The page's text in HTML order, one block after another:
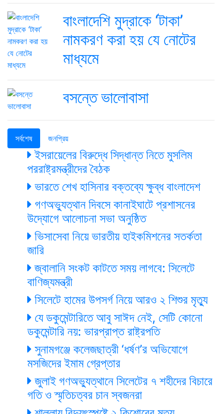
বাংলাদেশি মুদ্রাকে ‘টাকা’
নামকরণ করা হয় যে নোটের
মাধ্যমে
বসন্তে ভালোবাসা
সর্বশেষ জনপ্রিয়
ইসরায়েলের বিরুদ্ধে সিদ্ধান্ত নিতে মুসলিম
পররাষ্ট্রমন্ত্রীদের বৈঠক
ভারতে শেখ হাসিনার বক্তব্যে ক্ষুব্ধ বাংলাদেশ
গণঅভ্যুত্থান দিবসে কানাইঘাটে প্রশাসনের
উদ্যোগে আলোচনা সভা অনুষ্ঠিত
ভিসাসেবা নিয়ে ভারতীয় হাইকমিশনের সতর্কতা
জারি
জ্বালানি সংকট কাটতে সময় লাগবে: সিলেটে
বাণিজ্যমন্ত্রী
সিলেটে হামের উপসর্গ নিয়ে আরও ২ শিশুর মৃত্যু
যে ডকুমেন্টারিতে আবু সাঈদ নেই, সেটি কোনো
ডকুমেন্টারি নয়: ভারপ্রাপ্ত রাষ্ট্রপতি
সুনামগঞ্জে কলেজছাত্রী ‘ধর্ষণ’র অভিযোগে
মসজিদের ইমাম গ্রেপ্তার
জুলাই গণঅভ্যুত্থানে সিলেটের ৭ শহীদের বিচারে
গতি ও স্মৃতিচত্বর চান স্বজনরা